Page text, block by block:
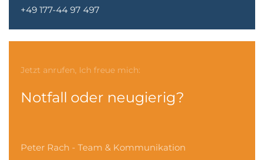
+49 177-44 97 497
Jetzt anrufen, Ich freue mich:
Notfall oder neugierig?
Peter Rach - Team & Kommunikation